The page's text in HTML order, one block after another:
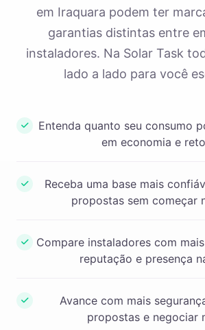
em Iraquara podem ter
garantias distintas entre
instaladores. Na Solar Task
lado a lado para você
Entenda quanto seu consumo
em economia e
Receba uma base mais
propostas sem começar
Compare instaladores com
reputação e presença
Avance com mais
propostas e negociar